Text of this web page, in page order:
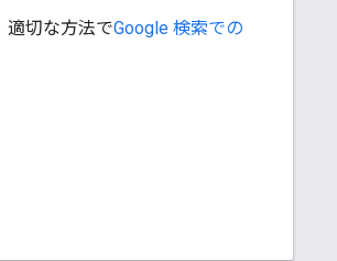
適切な方法でGoogle 検索での